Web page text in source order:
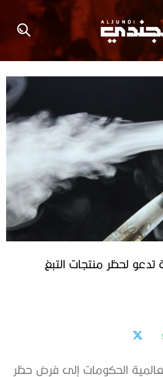
لحظر منتجات التبغ
الحكومات إلى فرض حظر